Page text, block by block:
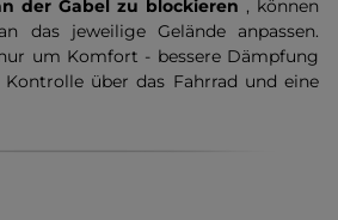
der Gabel zu blockieren , können
das jeweilige Gelände anpassen.
um Komfort - bessere Dämpfung
über das Fahrrad und eine